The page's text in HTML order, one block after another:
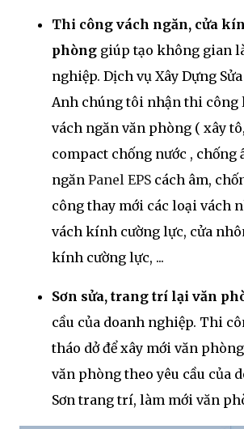
Thi công vách ngăn, cửa
phòng giúp tạo không gian
nghiệp. Dịch vụ Xây Dựng
Anh chúng tôi nhận thi công
vách ngăn văn phòng ( xây
compact chống nước , chống
ngăn Panel EPS cách âm,
công thay mới các loại vách
vách kính cường lực, cửa
kính cường lực, ...
Sơn sửa, trang trí lại văn
cầu của doanh nghiệp. Thi
tháo dở để xây mới văn
văn phòng theo yêu cầu của
Sơn trang trí, làm mới văn